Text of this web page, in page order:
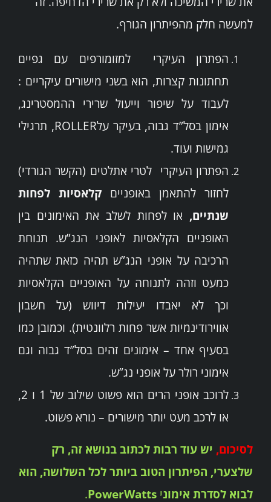
למעשה חלק מהפיתרון הגורף.
הפתרון העיקרי למזומורפים עם גפיים
תחתונות קצרות, הוא בשני מישורים עיקריים :
לעבוד על שיפור וייעול שרירי ההמסטרינג,
אימון בסל”ד גבוה, בעיקר עלROLLER, תרגילי
גמישות ועוד.
הפתרון העיקרי לטרי אתלטים (הקשר הגורדי)
לחזור להתאמן באופניים קלאסיות לפחות
שנתיים, או לפחות לשלב את האימונים בין
האופניים הקלאסיות לאופני הנג”ש. תנוחת
הרכיבה על אופני הנג”ש תהיה כזאת שתהיה
כמעט וזהה לתנוחה על האופניים הקלאסיות
וכך לא יאבדו יעילות דיווש (על חשבון
אווירודינמיות אשר פחות רלוונטית). וכמובן כמו
בסעיף אחד – אימונים זהים בסל”ד גבוה וגם
אימוני רולר על אופני נג”ש.
לרוכב אופני הרים הוא פשוט שילוב של 1 ו 2,
או לרכב מעט יותר מישורים – נורא פשוט.
לסיכום, יש עוד רבות לכתוב בנושא זה, רק
שלצערי, הפיתרון הטוב ביותר לכל השלושה, הוא
לבוא לסדרת אימוני PowerWatts
.